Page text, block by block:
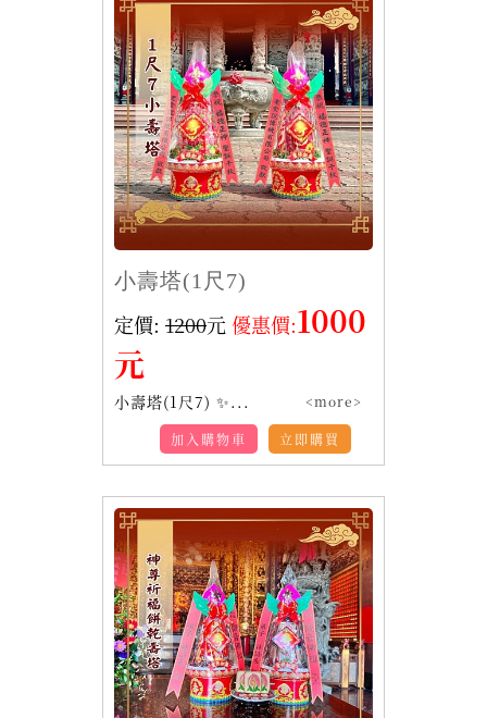
小壽塔(1尺7)
定價: 1200元 優惠價:1000
元
小壽塔(1尺7) ✨... <more>
立即購買
加入購物車